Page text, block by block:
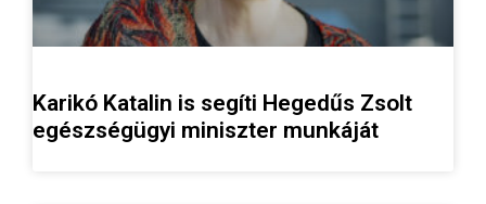
Karikó Katalin is segíti Hegedűs Zsolt
egészségügyi miniszter munkáját